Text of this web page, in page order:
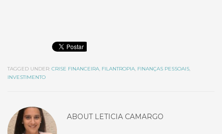
TAGGED UNDER: CRISE FINANCEIRA, FILANTROPIA, FINANÇAS PESSOAIS,
INVESTIMENTO
ABOUT LETICIA CAMARGO